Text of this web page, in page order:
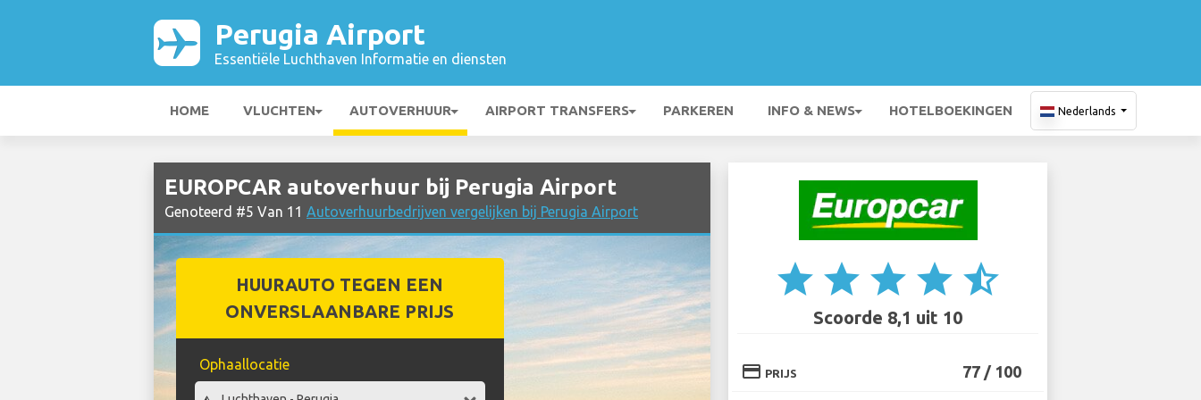
Perugia Airport
Essentiële Luchthaven Informatie en diensten
HOME VLUCHTEN AUTOVERHUUR AIRPORT TRANSFERS PARKEREN INFO & NEWS HOTELBOEKINGEN Nederlands
EUROPCAR autoverhuur bij Perugia Airport
Genoteerd #5 Van 11 Autoverhuurbedrijven vergelijken bij Perugia Airport
HUURAUTO TEGEN EEN
ONVERSLAANBARE PRIJS
Ophaallocatie
star star star star star_half
Scoorde 8,1 uit 10
credit_card PRIJS 77 / 100